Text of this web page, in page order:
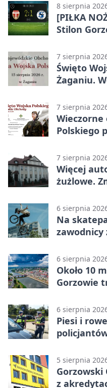
8 sierpnia
[PIŁKA
Stilon
stracili
czasie
7 sierpnia
Święto
Żaganiu.
7 sierpnia
Wieczorne
Polskiego
7 sierpnia
Więcej
żużlowe.
6 sierpnia
Na
zawodnicy
6 sierpnia
Około 10
Gorzowie
6 sierpnia
Piesi i
5 sierpnia
Gorzowski
z